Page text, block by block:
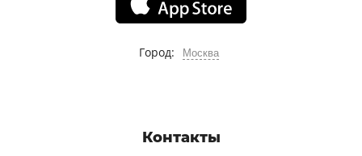
Город: Москва
Контакты